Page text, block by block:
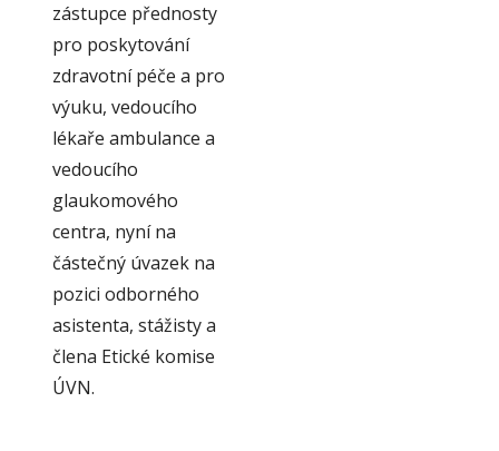
zástupce přednosty
pro poskytování
zdravotní péče a pro
výuku, vedoucího
lékaře ambulance a
vedoucího
glaukomového
centra, nyní na
částečný úvazek na
pozici odborného
asistenta, stážisty a
člena Etické komise
ÚVN.